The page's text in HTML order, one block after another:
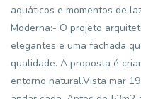
aquáticos e momentos de
Moderna:- O projeto
elegantes e uma fachada
qualidade. A proposta é
entorno natural.Vista mar